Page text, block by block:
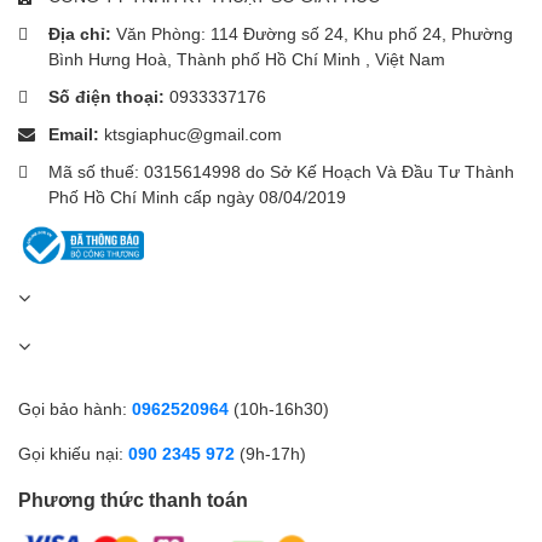
Địa chỉ: Văn Phòng: 114 Đường số 24, Khu phố 24, Phường
Bình Hưng Hoà, Thành phố Hồ Chí Minh , Việt Nam
Số điện thoại: 0933337176
Email: ktsgiaphuc@gmail.com
Mã số thuế: 0315614998 do Sở Kế Hoạch Và Đầu Tư Thành
Phố Hồ Chí Minh cấp ngày 08/04/2019
Gọi bảo hành: 0962520964 (10h-16h30)
Gọi khiếu nại: 090 2345 972 (9h-17h)
Phương thức thanh toán